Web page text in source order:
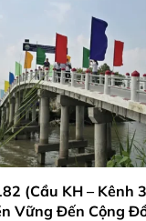
(Cầu KH – Kênh
Vững Đến Cộng